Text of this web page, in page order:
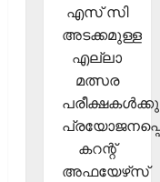
എസ് സി
അടക്കമുള്ള
എല്ലാ
മത്സര
കറന്റ്
അഫയേഴ്‌സ്